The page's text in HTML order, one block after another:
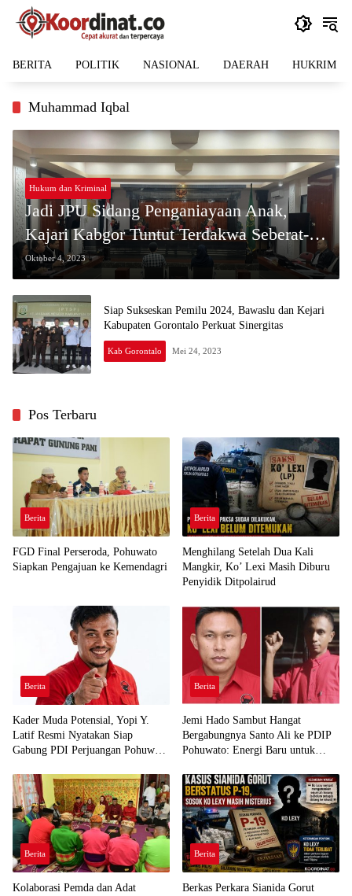
Langsung
BERITA POLITIK NASIONAL DAERAH HUKRIM
Muhammad Iqbal
Hukum dan Kriminal
Jadi JPU Sidang Penganiayaan Anak,
Kajari Kabgor Tuntut Terdakwa Seberat-
Beratnya
Oktober 4, 2023
Siap Sukseskan Pemilu 2024, Bawaslu dan Kejari
Kabupaten Gorontalo Perkuat Sinergitas
Kab Gorontalo Mei 24, 2023
Pos Terbaru
Berita
FGD Final Perseroda, Pohuwato
Siapkan Pengajuan ke Kemendagri
Berita
Menghilang Setelah Dua Kali
Mangkir, Ko’ Lexi Masih Diburu
Penyidik Ditpolairud
Berita
Kader Muda Potensial, Yopi Y.
Latif Resmi Nyatakan Siap
Gabung PDI Perjuangan Pohuwato
Berita
Jemi Hado Sambut Hangat
Bergabungnya Santo Ali ke PDIP
Pohuwato: Energi Baru untuk
Berita
Kolaborasi Pemda dan Adat
Berita
Berkas Perkara Sianida Gorut